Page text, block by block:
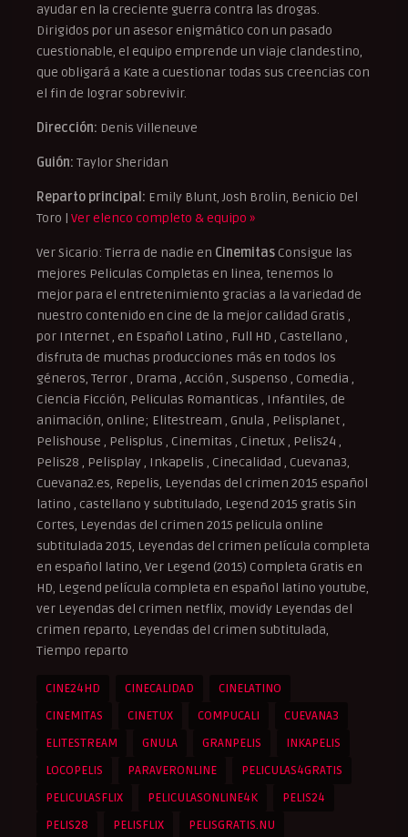
ayudar en la creciente guerra contra las drogas.
Dirigidos por un asesor enigmático con un pasado
cuestionable, el equipo emprende un viaje clandestino,
que obligará a Kate a cuestionar todas sus creencias con
el fin de lograr sobrevivir.
Dirección: Denis Villeneuve
Guión: Taylor Sheridan
Reparto principal: Emily Blunt, Josh Brolin, Benicio Del
Toro | Ver elenco completo & equipo »
Ver Sicario: Tierra de nadie en Cinemitas Consigue las
mejores Peliculas Completas en linea, tenemos lo
mejor para el entretenimiento gracias a la variedad de
nuestro contenido en cine de la mejor calidad Gratis ,
por Internet , en Español Latino , Full HD , Castellano ,
disfruta de muchas producciones más en todos los
géneros, Terror , Drama , Acción , Suspenso , Comedia ,
Ciencia Ficción, Peliculas Romanticas , Infantiles, de
animación, online; Elitestream , Gnula , Pelisplanet ,
Pelishouse , Pelisplus , Cinemitas , Cinetux , Pelis24 ,
Pelis28 , Pelisplay , Inkapelis , Cinecalidad , Cuevana3,
Cuevana2.es, Repelis, Leyendas del crimen 2015 español
latino , castellano y subtitulado, Legend 2015 gratis Sin
Cortes, Leyendas del crimen 2015 pelicula online
subtitulada 2015, Leyendas del crimen película completa
en español latino, Ver Legend (2015) Completa Gratis en
HD, Legend película completa en español latino youtube,
ver Leyendas del crimen netflix, movidy Leyendas del
crimen reparto, Leyendas del crimen subtitulada,
Tiempo reparto
CINE24HD CINECALIDAD
CINELATINO
CINEMITAS
CINETUX COMPUCALI
CUEVANA3
ELITESTREAM
GNULA GRANPELIS
INKAPELIS
LOCOPELIS
PARAVERONLINE
PELICULAS4GRATIS
PELICULASFLIX
PELICULASONLINE4K
PELIS24
PELIS28
PELISFLIX PELISGRATIS.NU